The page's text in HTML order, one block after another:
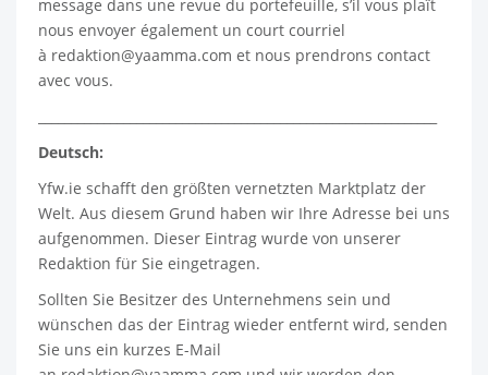
message dans une revue du portefeuille, s’il vous plaît
nous envoyer également un court courriel
à redaktion@yaamma.com et nous prendrons contact
avec vous.
Deutsch:
Yfw.ie schafft den größten vernetzten Marktplatz der
Welt. Aus diesem Grund haben wir Ihre Adresse bei uns
aufgenommen. Dieser Eintrag wurde von unserer
Redaktion für Sie eingetragen.
Sollten Sie Besitzer des Unternehmens sein und
wünschen das der Eintrag wieder entfernt wird, senden
Sie uns ein kurzes E-Mail